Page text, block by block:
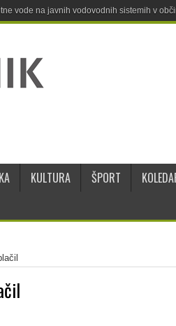
vode na javnih vodovodnih sistemih v
KULTURA ŠPORT